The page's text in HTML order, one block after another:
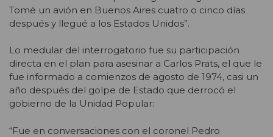
Tomé un avión en Buenos Aires cuatro o cinco días
después y llegué a los Estados Unidos”.
Lo medular del interrogatorio fue su participación
directa en el plan para asesinar a Carlos Prats, el que le
fue informado a comienzos de agosto de 1974, casi un
año después del golpe de Estado que derrocó el
gobierno de la Unidad Popular:
“Fue en conversaciones con el coronel Pedro